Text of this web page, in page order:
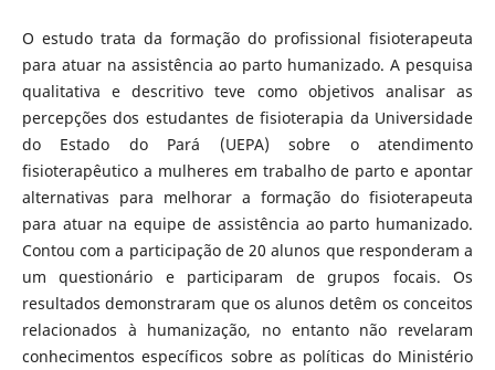
O estudo trata da formação do profissional fisioterapeuta
para atuar na assistência ao parto humanizado. A pesquisa
qualitativa e descritivo teve como objetivos analisar as
percepções dos estudantes de fisioterapia da Universidade
do Estado do Pará (UEPA) sobre o atendimento
fisioterapêutico a mulheres em trabalho de parto e apontar
alternativas para melhorar a formação do fisioterapeuta
para atuar na equipe de assistência ao parto humanizado.
Contou com a participação de 20 alunos que responderam a
um questionário e participaram de grupos focais. Os
resultados demonstraram que os alunos detêm os conceitos
relacionados à humanização, no entanto não revelaram
conhecimentos específicos sobre as políticas do Ministério